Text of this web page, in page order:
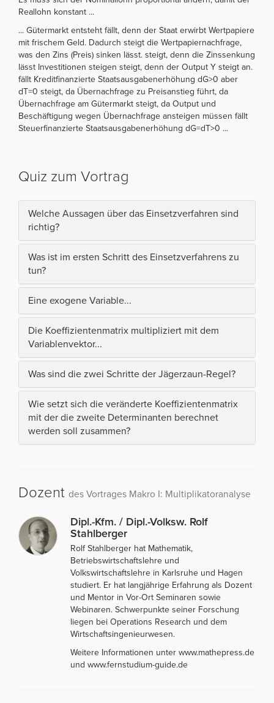
Reallohn konstant ...
... Gütermarkt entsteht fällt, denn der Staat erwirbt Wertpapiere
mit frischem Geld. Dadurch steigt die Wertpapiernachfrage,
was den Zins (Preis) sinken lässt. steigt, denn die Zinssenkung
lässt Investitionen steigen steigt, denn der Output Y steigt an.
fällt Kreditfinanzierte Staatsausgabenerhöhung dG>0 aber
dT=0 steigt, da Übernachfrage zu Preisanstieg führt, da
Übernachfrage am Gütermarkt steigt, da Output und
Beschäftigung wegen Übernachfrage ansteigen müssen fällt
Steuerfinanzierte Staatsausgabenerhöhung dG=dT>0 ...
Quiz zum Vortrag
Welche Aussagen über das Einsetzverfahren sind
richtig?
Was ist im ersten Schritt des Einsetzverfahrens zu
tun?
Eine exogene Variable...
Die Koeffizientenmatrix multipliziert mit dem
Variablenvektor...
Was sind die zwei Schritte der Jägerzaun-Regel?
Wie setzt sich die veränderte Koeffizientenmatrix
mit der die zweite Determinanten berechnet
werden soll zusammen?
Dozent des Vortrages Makro I: Multiplikatoranalyse
Dipl.-Kfm. / Dipl.-Volksw. Rolf
Stahlberger
Rolf Stahlberger hat Mathematik,
Betriebswirtschaftslehre und
Volkswirtschaftslehre in Karlsruhe und Hagen
studiert. Er hat langjährige Erfahrung als Dozent
und Mentor in Vor-Ort Seminaren sowie
Webinaren. Schwerpunkte seiner Forschung
liegen bei Operations Research und dem
Wirtschaftsingenieurwesen.
Weitere Informationen unter www.mathepress.de
und www.fernstudium-guide.de